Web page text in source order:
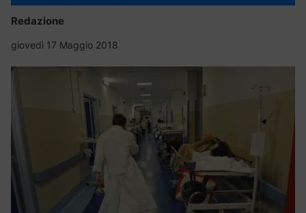
Redazione
giovedì 17 Maggio 2018